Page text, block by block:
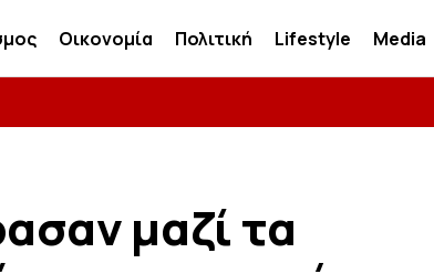
Οικονομία Πολιτική Lifestyle Media
μαζί τα